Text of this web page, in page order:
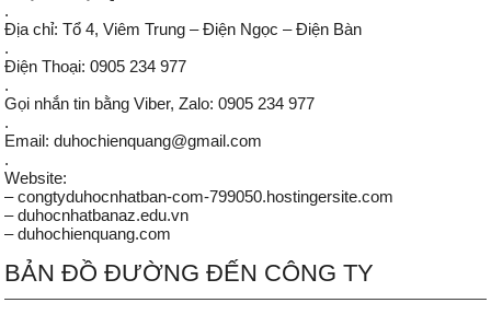
.
Địa chỉ: Tổ 4, Viêm Trung – Điện Ngọc – Điện Bàn
.
Điện Thoại: 0905 234 977
.
Gọi nhắn tin bằng Viber, Zalo: 0905 234 977
.
Email: duhochienquang@gmail.com
.
Website:
– congtyduhocnhatban-com-799050.hostingersite.com
– duhocnhatbanaz.edu.vn
– duhochienquang.com
BẢN ĐỒ ĐƯỜNG ĐẾN CÔNG TY